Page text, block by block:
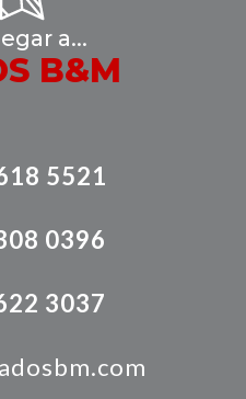
a...
B&M
5521
0396
3037